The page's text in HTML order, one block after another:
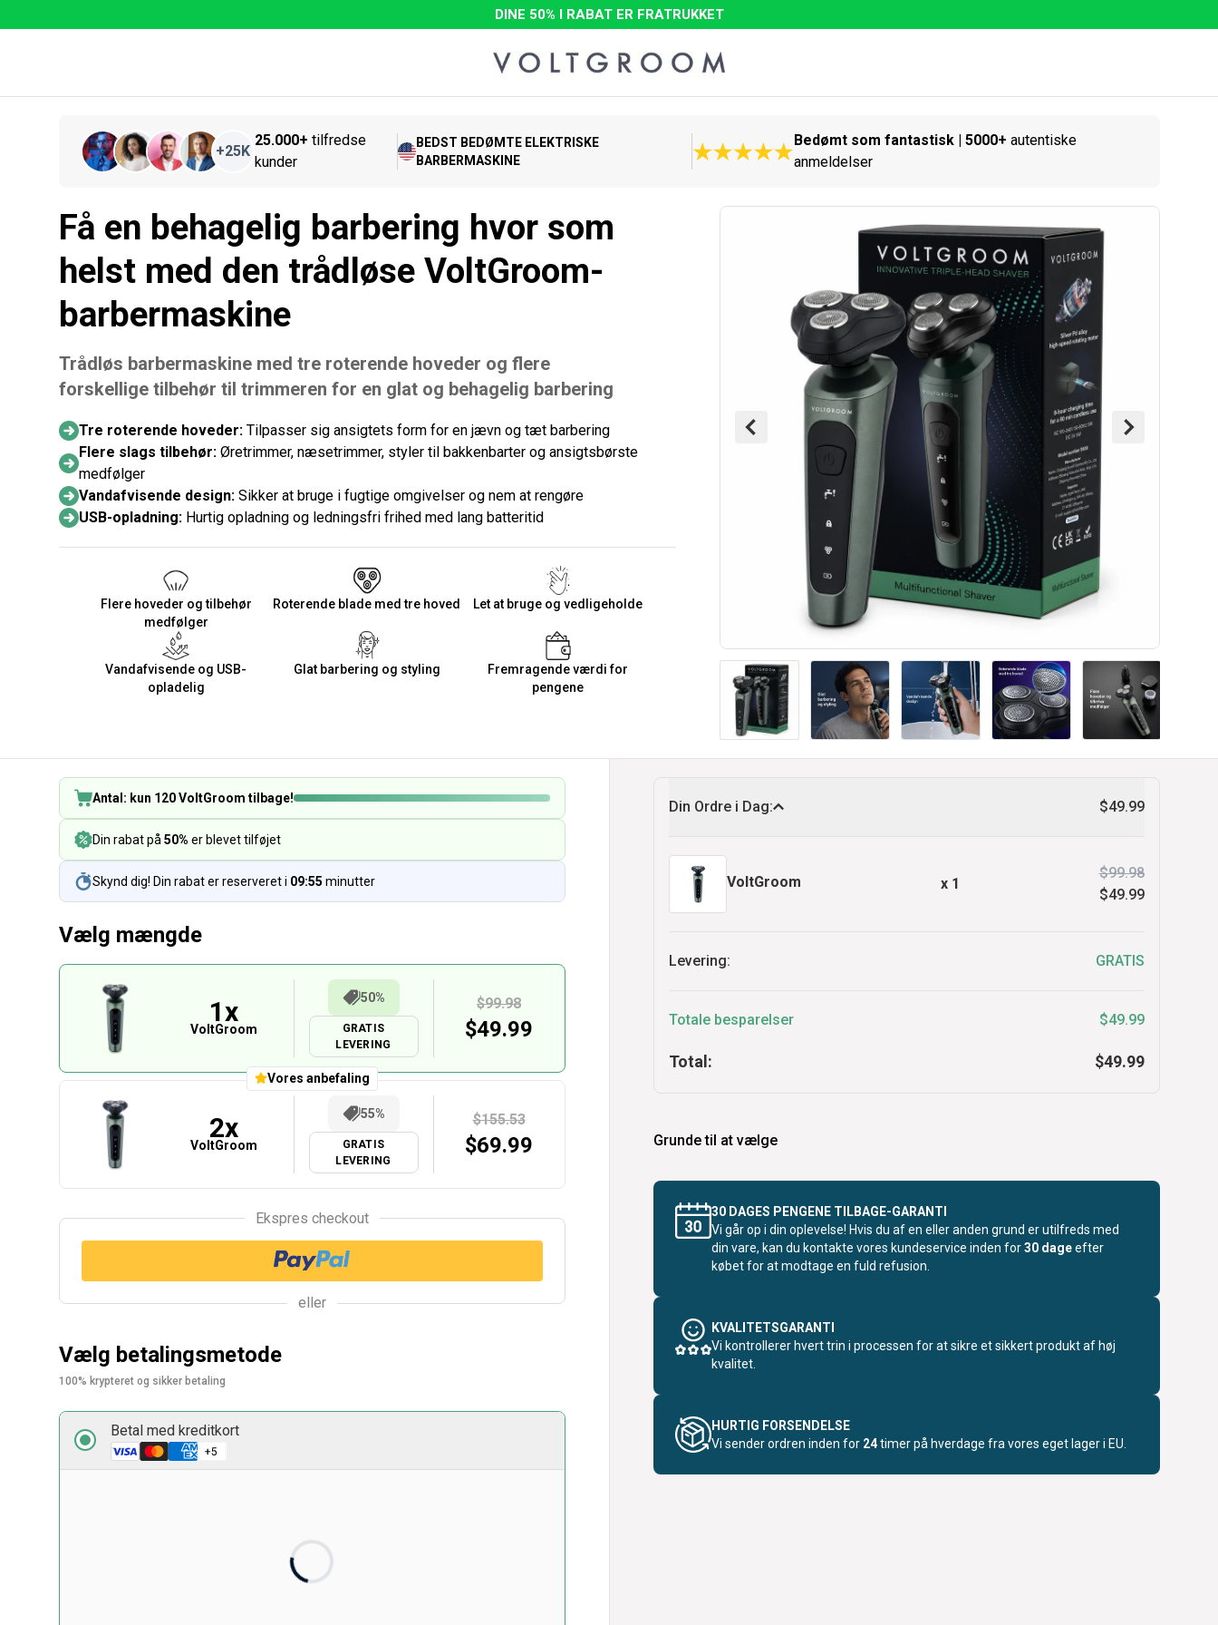
DINE 50% I RABAT ER FRATRUKKET
+25K
25.000+ tilfredse
kunder
BEDST BEDØMTE ELEKTRISKE
BARBERMASKINE
Bedømt som fantastisk | 5000+ autentiske
anmeldelser
Få en behagelig barbering hvor som
helst med den trådløse VoltGroom-
barbermaskine
Trådløs barbermaskine med tre roterende hoveder og flere
forskellige tilbehør til trimmeren for en glat og behagelig barbering
Tre roterende hoveder: Tilpasser sig ansigtets form for en jævn og tæt barbering
Flere slags tilbehør: Øretrimmer, næsetrimmer, styler til bakkenbarter og ansigtsbørste
medfølger
Vandafvisende design: Sikker at bruge i fugtige omgivelser og nem at rengøre
USB-opladning: Hurtig opladning og ledningsfri frihed med lang batteritid
Flere hoveder og tilbehør
medfølger
Roterende blade med tre hoved Let at bruge og vedligeholde
Vandafvisende og USB-
opladelig
Glat barbering og styling
Fremragende værdi for
pengene
Antal: kun 120 VoltGroom tilbage!
Din rabat på 50% er blevet tilføjet
Skynd dig! Din rabat er reserveret i 09:54 minutter
Vælg mængde
1x
VoltGroom
50%
GRATIS
LEVERING
$99.98
$49.99
Vores anbefaling
2x
VoltGroom
55%
GRATIS
LEVERING
$155.53
$69.99
Ekspres checkout
eller
Vælg betalingsmetode
100% krypteret og sikker betaling
Betal med kreditkort
Sikkerhedskode
Din Ordre i Dag: $49.99
VoltGroom x 1
$99.98
$49.99
Levering: GRATIS
Totale besparelser $49.99
Total: $49.99
Grunde til at vælge
30 DAGES PENGENE TILBAGE-GARANTI
Vi går op i din oplevelse! Hvis du af en eller anden grund er utilfreds med
din vare, kan du kontakte vores kundeservice inden for30 dageefter
købet for at modtage en fuld refusion.
KVALITETSGARANTI
Vi kontrollerer hvert trin i processen for at sikre et sikkert produkt af høj
kvalitet.
HURTIG FORSENDELSE
Vi sender ordren inden for 24timer på hverdage fra vores eget lager i EU.